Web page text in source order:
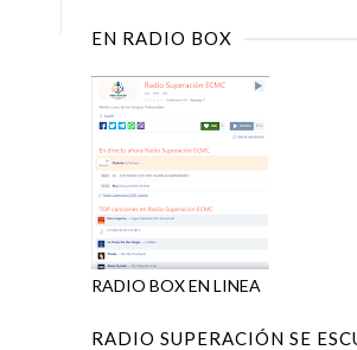
EN RADIO BOX
RADIO BOX EN LINEA
RADIO SUPERACIÓN SE